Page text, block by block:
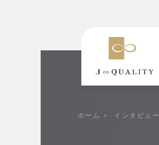
ホーム インタビュー